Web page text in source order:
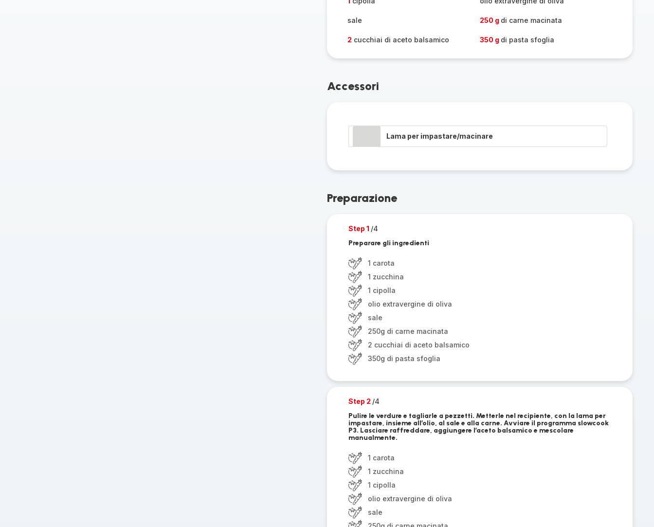
sale 250 g di carne macinata
2 cucchiai di aceto balsamico 350 g di pasta sfoglia
Accessori
Lama per impastare/macinare
Preparazione
Step 1 /4
Preparare gli ingredienti
1 carota
1 zucchina
1 cipolla
olio extravergine di oliva
sale
250g di carne macinata
2 cucchiai di aceto balsamico
350g di pasta sfoglia
Step 2 /4
Pulire le verdure e tagliarle a pezzetti. Metterle nel recipiente, con la lama per
impastare, insieme all’olio, al sale e alla carne. Avviare il programma slowcook
P3. Lasciare raffreddare, aggiungere l’aceto balsamico e mescolare
manualmente.
1 carota
1 zucchina
1 cipolla
olio extravergine di oliva
sale